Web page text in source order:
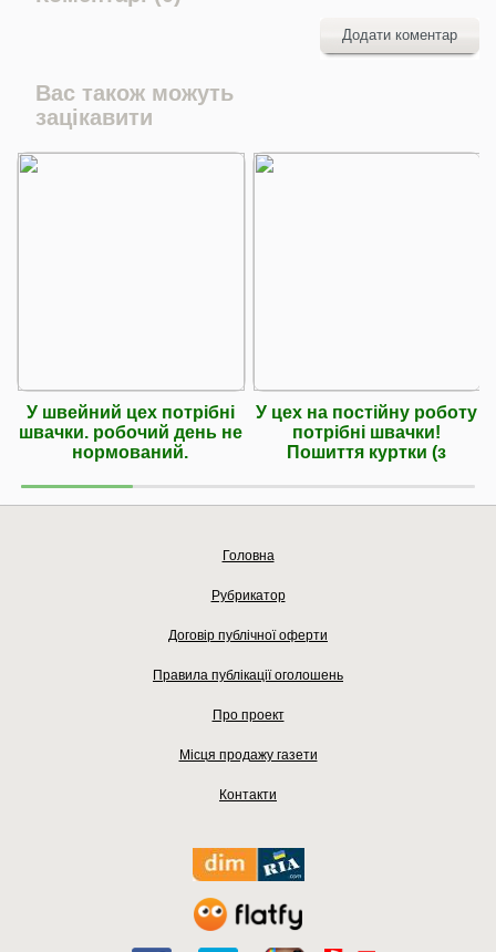
Додати коментар
Вас також можуть
зацікавити
У швейний цех потрібні
швачки. робочий день не
нормований.
У цех на постійну роботу
потрібні швачки!
Пошиття куртки (з
Головна
Рубрикатор
Договір публічної оферти
Правила публікації оголошень
Про проект
Місця продажу газети
Контакти